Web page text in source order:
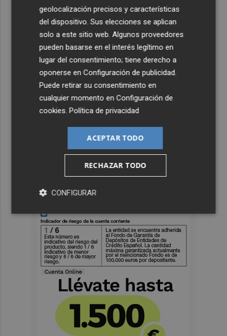
geolocalización precisos y características
del dispositivo. Sus elecciones se aplican
solo a este sitio web. Algunos proveedores
pueden basarse en el interés legítimo en
lugar del consentimiento; tiene derecho a
oponerse enConfiguración de publicidad
Puede retirar su consentimiento en
cualquier momento enConfiguración de
cookies .Política de privacidad
ACEPTAR TODO
RECHAZAR TODO
CONFIGURAR